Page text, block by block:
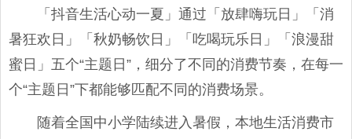
「抖音生活心动一夏」通过「放肆嗨玩日」「消
暑狂欢日」「秋奶畅饮日」「吃喝玩乐日」「浪漫甜
蜜日」五个“主题日”，细分了不同的消费节奏，在每一
个“主题日”下都能够匹配不同的消费场景。
随着全国中小学陆续进入暑假，本地生活消费市